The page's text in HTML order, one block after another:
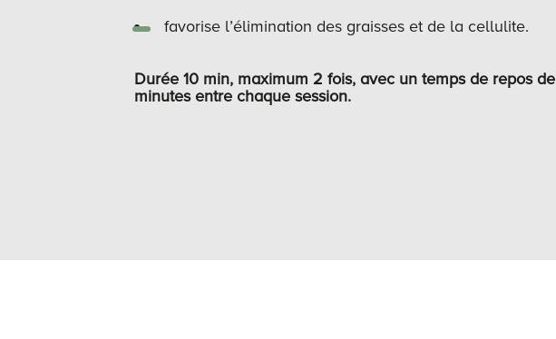
favorise l’élimination des graisses et de la cellulite.
Durée 10 min, maximum 2 fois, avec un temps de repos de
minutes entre chaque session.